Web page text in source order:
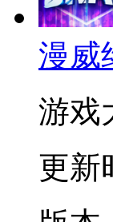
漫威
游戏
更新